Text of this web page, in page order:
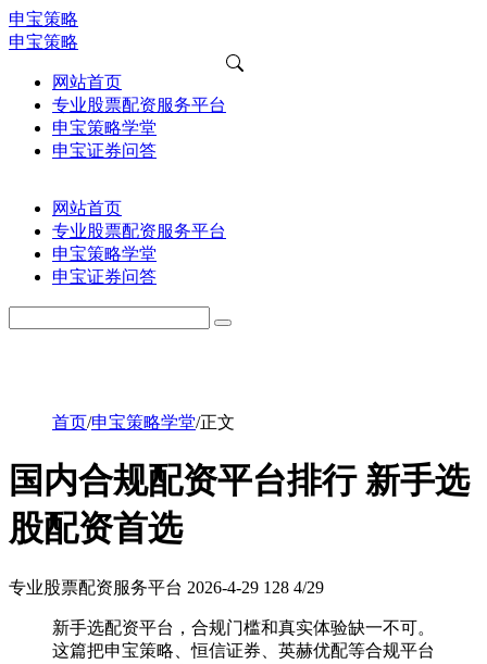
申宝策略
申宝策略
网站首页
专业股票配资服务平台
申宝策略学堂
申宝证券问答
网站首页
专业股票配资服务平台
申宝策略学堂
申宝证券问答
首页/申宝策略学堂/正文
国内合规配资平台排行 新手选
股配资首选
专业股票配资服务平台 2026-4-29 128 4/29
新手选配资平台，合规门槛和真实体验缺一不可。
这篇把申宝策略、恒信证券、英赫优配等合规平台